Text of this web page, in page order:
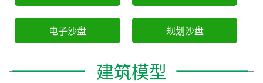
电子沙盘 规划沙盘
建筑模型